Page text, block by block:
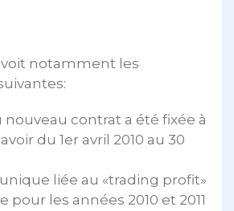
notamment les
nouveau contrat a été fixée à
du 1er avril 2010 au 30
liée au «trading profit»
pour les années 2010 et 2011